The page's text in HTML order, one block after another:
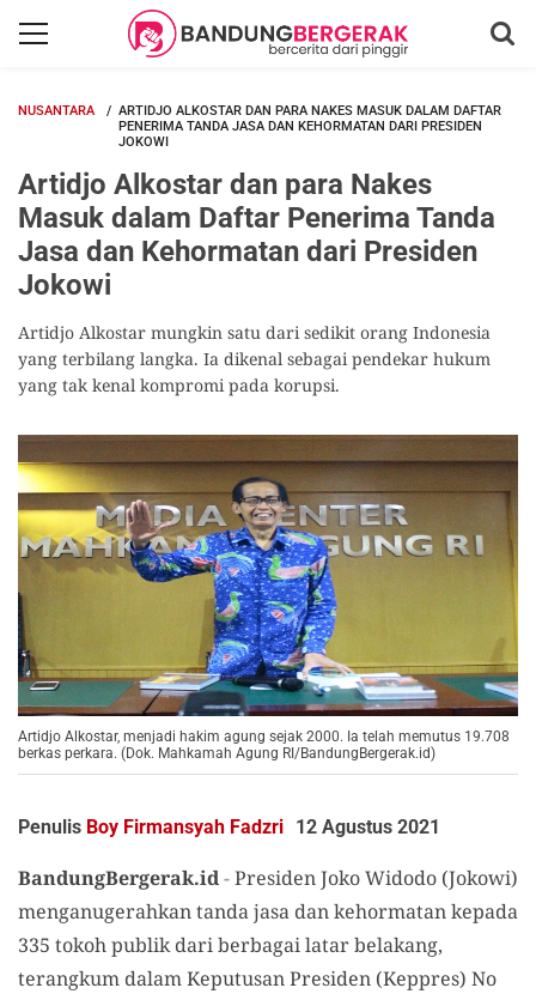
NUSANTARA
ARTIDJO ALKOSTAR DAN PARA NAKES MASUK DALAM DAFTAR
PENERIMA TANDA JASA DAN KEHORMATAN DARI PRESIDEN
JOKOWI
Artidjo Alkostar dan para Nakes
Masuk dalam Daftar Penerima Tanda
Jasa dan Kehormatan dari Presiden
Jokowi
Artidjo Alkostar mungkin satu dari sedikit orang Indonesia
yang terbilang langka. Ia dikenal sebagai pendekar hukum
yang tak kenal kompromi pada korupsi.
Artidjo Alkostar, menjadi hakim agung sejak 2000. Ia telah memutus 19.708
berkas perkara. (Dok. Mahkamah Agung RI/BandungBergerak.id)
Penulis Boy Firmansyah Fadzri 12 Agustus 2021
BandungBergerak.id-Presiden Joko Widodo (Jokowi)
menganugerahkan tanda jasa dan kehormatan kepada
335 tokoh publik dari berbagai latar belakang,
terangkum dalam Keputusan Presiden (Keppres) No